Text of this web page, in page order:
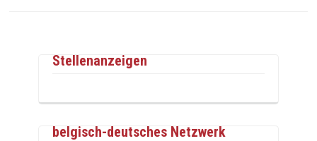
Stellenanzeigen
belgisch-deutsches Netzwerk